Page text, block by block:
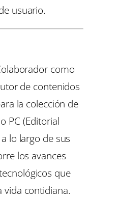
usuario.
como
de contenidos
la colección de
PC (Editorial
lo largo de sus
los avances
que
vida contidiana.